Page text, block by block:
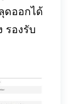
ดออกได้
รองรับ